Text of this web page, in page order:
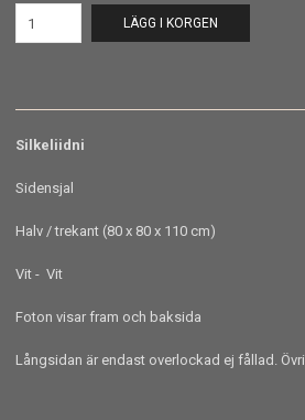
LÄGG I KORGEN
Silkeliidni
Sidensjal
Halv / trekant (80 x 80 x 110 cm)
Vit - Vit
Foton visar fram och baksida
Långsidan är endast overlockad ej fållad.